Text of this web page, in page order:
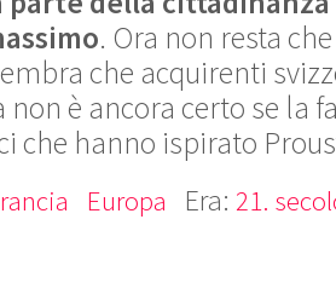
. Ora non resta
che acquirenti
è ancora certo se la
che hanno ispirato
Europa Era: 21.